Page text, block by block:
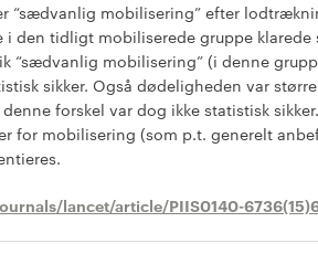
“sædvanlig mobilisering” efter
i den tidligt mobiliserede gruppe
“sædvanlig mobilisering” (i denne
sikker. Også dødeligheden var
forskel var dog ikke statistisk
for mobilisering (som p.t. generelt
lancet/article/PIIS0140-